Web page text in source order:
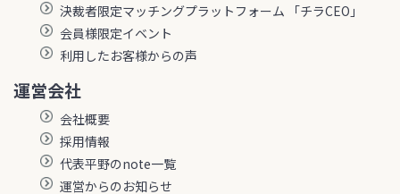
決裁者限定マッチングプラットフォーム 「チラCEO」
会員様限定イベント
利用したお客様からの声
運営会社
会社概要
採用情報
代表平野のnote一覧
運営からのお知らせ